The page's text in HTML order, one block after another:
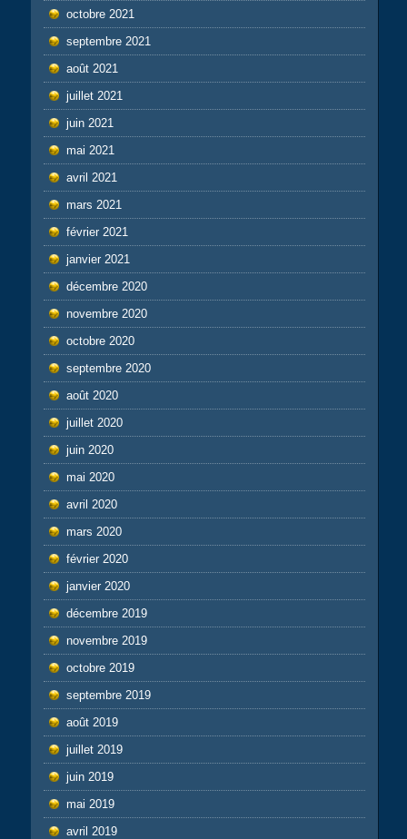
octobre 2021
septembre 2021
août 2021
juillet 2021
juin 2021
mai 2021
avril 2021
mars 2021
février 2021
janvier 2021
décembre 2020
novembre 2020
octobre 2020
septembre 2020
août 2020
juillet 2020
juin 2020
mai 2020
avril 2020
mars 2020
février 2020
janvier 2020
décembre 2019
novembre 2019
octobre 2019
septembre 2019
août 2019
juillet 2019
juin 2019
mai 2019
avril 2019